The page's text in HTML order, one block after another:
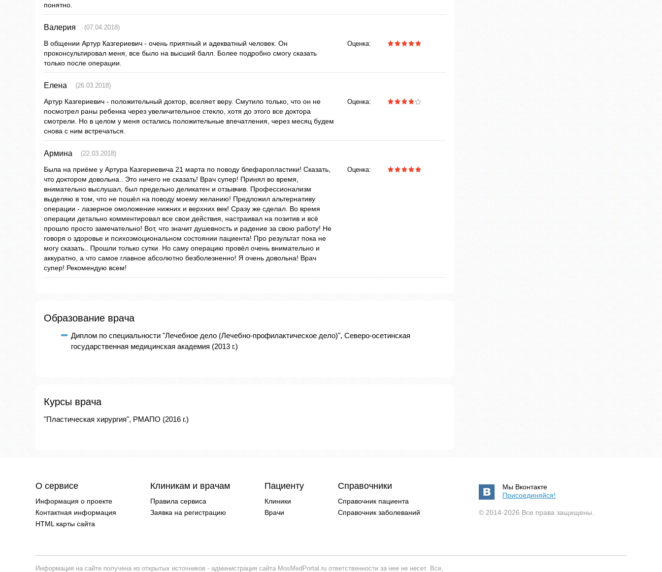
понятно.
Валерия (07.04.2018)
В общении Артур Казгериевич - очень приятный и адекватный человек. Он
проконсультировал меня, все было на высший балл. Более подробно смогу сказать
только после операции.
Оценка:
Елена (26.03.2018)
Артур Казгериевич - положительный доктор, вселяет веру. Смутило только, что он не
посмотрел раны ребенка через увеличительное стекло, хотя до этого все доктора
смотрели. Но в целом у меня остались положительные впечатления, через месяц будем
снова с ним встречаться.
Оценка:
Армина (22.03.2018)
Была на приёме у Артура Казгериевича 21 марта по поводу блефаропластики! Сказать,
что доктором довольна.. Это ничего не сказать! Врач супер! Принял во время,
внимательно выслушал, был предельно деликатен и отзывчив. Профессионализм
выделяю в том, что не пошёл на поводу моему желанию! Предложил альтернативу
операции - лазерное омоложение нижних и верхних век! Сразу же сделал. Во время
операции детально комментировал все свои действия, настраивал на позитив и всё
прошло просто замечательно! Вот, что значит душевность и радение за свою работу! Не
говоря о здоровье и психоэмоциональном состоянии пациента! Про результат пока не
могу сказать.. Прошли только сутки. Но саму операцию провёл очень внимательно и
аккуратно, а что самое главное абсолютно безболезненно! Я очень довольна! Врач
супер! Рекомендую всем!
Оценка:
Образование врача
Диплом по специальности "Лечебное дело (Лечебно-профилактическое дело)", Северо-осетинская
государственная медицинская академия (2013 г.)
Курсы врача
"Пластическая хирургия", РМАПО (2016 г.)
О сервисе
Информация о проекте
Контактная информация
HTML карты сайта
Клиникам и врачам
Правила сервиса
Заявка на регистрацию
Пациенту
Клиники
Врачи
Справочники
Справочник пациента
Справочник заболеваний
Мы Вконтакте
Присоединяйся!
© 2014-2026 Все права защищены.
Информация на сайте получена из открытых источников - администрация сайта MosMedPortal.ru ответственности за нее не несет. Все,